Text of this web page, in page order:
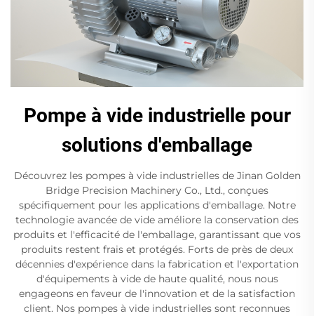
Pompe à vide industrielle pour
solutions d'emballage
Découvrez les pompes à vide industrielles de Jinan Golden
Bridge Precision Machinery Co., Ltd., conçues
spécifiquement pour les applications d'emballage. Notre
technologie avancée de vide améliore la conservation des
produits et l'efficacité de l'emballage, garantissant que vos
produits restent frais et protégés. Forts de près de deux
décennies d'expérience dans la fabrication et l'exportation
d'équipements à vide de haute qualité, nous nous
engageons en faveur de l'innovation et de la satisfaction
client. Nos pompes à vide industrielles sont reconnues